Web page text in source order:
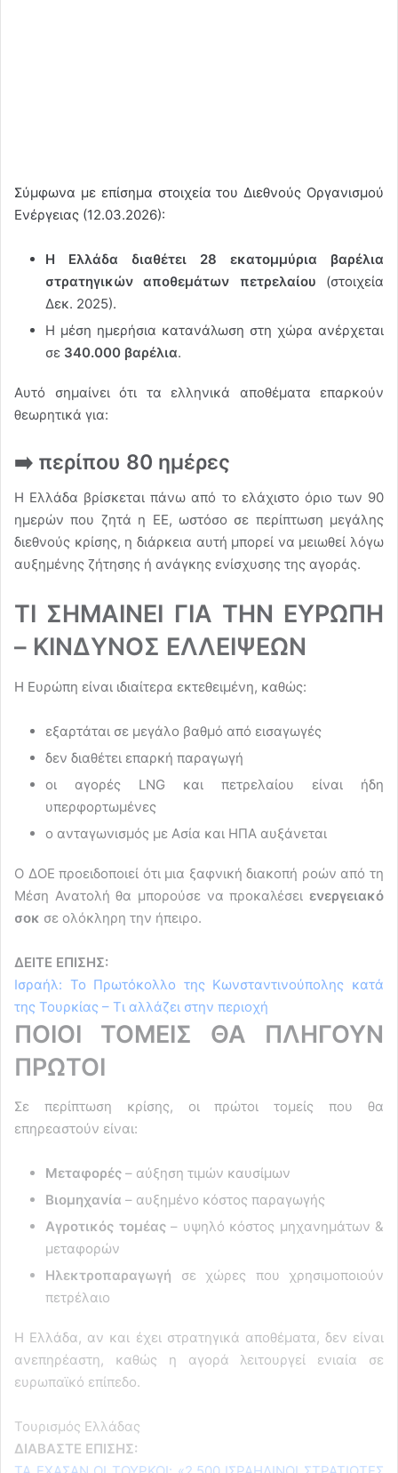
Σύμφωνα με επίσημα στοιχεία του Διεθνούς Οργανισμού
Ενέργειας (12.03.2026):
Η Ελλάδα διαθέτει 28 εκατομμύρια βαρέλια
στρατηγικών αποθεμάτων πετρελαίου (στοιχεία
Δεκ. 2025).
Η μέση ημερήσια κατανάλωση στη χώρα ανέρχεται
σε 340.000 βαρέλια.
Αυτό σημαίνει ότι τα ελληνικά αποθέματα επαρκούν
θεωρητικά για:
➡️ περίπου 80 ημέρες
Η Ελλάδα βρίσκεται πάνω από το ελάχιστο όριο των 90
ημερών που ζητά η ΕΕ, ωστόσο σε περίπτωση μεγάλης
διεθνούς κρίσης, η διάρκεια αυτή μπορεί να μειωθεί λόγω
αυξημένης ζήτησης ή ανάγκης ενίσχυσης της αγοράς.
ΤΙ ΣΗΜΑΙΝΕΙ ΓΙΑ ΤΗΝ ΕΥΡΩΠΗ
– ΚΙΝΔΥΝΟΣ ΕΛΛΕΙΨΕΩΝ
Η Ευρώπη είναι ιδιαίτερα εκτεθειμένη, καθώς:
εξαρτάται σε μεγάλο βαθμό από εισαγωγές
δεν διαθέτει επαρκή παραγωγή
οι αγορές LNG και πετρελαίου είναι ήδη
υπερφορτωμένες
ο ανταγωνισμός με Ασία και ΗΠΑ αυξάνεται
Ο ΔΟΕ προειδοποιεί ότι μια ξαφνική διακοπή ροών από τη
Μέση Ανατολή θα μπορούσε να προκαλέσει ενεργειακό
σοκ σε ολόκληρη την ήπειρο.
ΔΕΙΤΕ ΕΠΙΣΗΣ:
Ισραήλ: Το Πρωτόκολλο της Κωνσταντινούπολης κατά
της Τουρκίας – Τι αλλάζει στην περιοχή
ΠΟΙΟΙ ΤΟΜΕΙΣ ΘΑ ΠΛΗΓΟΥΝ
ΠΡΩΤΟΙ
Σε περίπτωση κρίσης, οι πρώτοι τομείς που θα
επηρεαστούν είναι:
Μεταφορές – αύξηση τιμών καυσίμων
Βιομηχανία – αυξημένο κόστος παραγωγής
Αγροτικός τομέας– υψηλό κόστος μηχανημάτων &
μεταφορών
Ηλεκτροπαραγωγή σε χώρες που χρησιμοποιούν
πετρέλαιο
Η Ελλάδα, αν και έχει στρατηγικά αποθέματα, δεν είναι
ανεπηρέαστη, καθώς η αγορά λειτουργεί ενιαία σε
ευρωπαϊκό επίπεδο.
Τουρισμός Ελλάδας
ΔΙΑΒΑΣΤΕ ΕΠΙΣΗΣ: